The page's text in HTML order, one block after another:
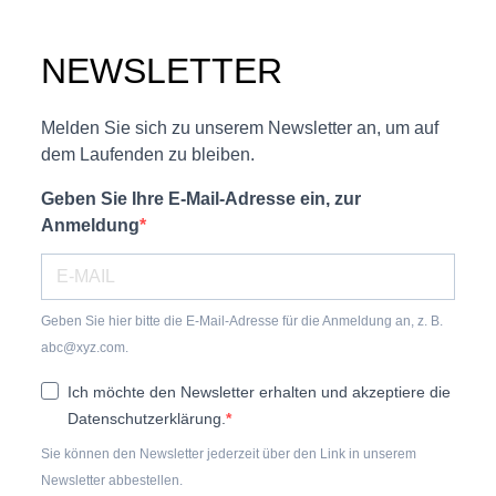
NEWSLETTER
Melden Sie sich zu unserem Newsletter an, um auf
dem Laufenden zu bleiben.
Geben Sie Ihre E-Mail-Adresse ein, zur
Anmeldung
Geben Sie hier bitte die E-Mail-Adresse für die Anmeldung an, z. B.
abc@xyz.com.
Ich möchte den Newsletter erhalten und akzeptiere die
Datenschutzerklärung.
Sie können den Newsletter jederzeit über den Link in unserem
Newsletter abbestellen.